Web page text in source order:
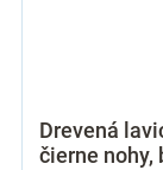
Drevená
čierne nohy,